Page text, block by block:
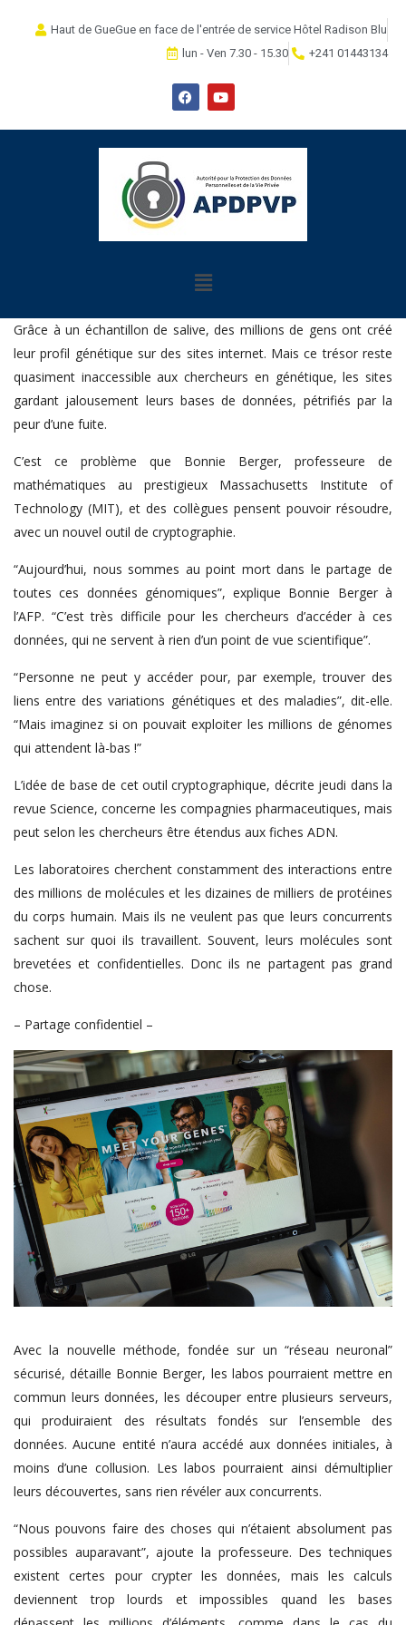
Haut de GueGue en face de l'entrée de service Hôtel Radison Blu
lun - Ven 7.30 - 15.30
+241 01443134
Grâce à un échantillon de salive, des millions de gens ont créé
leur profil génétique sur des sites internet. Mais ce trésor reste
quasiment inaccessible aux chercheurs en génétique, les sites
gardant jalousement leurs bases de données, pétrifiés par la
peur d’une fuite.
C’est ce problème que Bonnie Berger, professeure de
mathématiques au prestigieux Massachusetts Institute of
Technology (MIT), et des collègues pensent pouvoir résoudre,
avec un nouvel outil de cryptographie.
“Aujourd’hui, nous sommes au point mort dans le partage de
toutes ces données génomiques”, explique Bonnie Berger à
l’AFP. “C’est très difficile pour les chercheurs d’accéder à ces
données, qui ne servent à rien d’un point de vue scientifique”.
“Personne ne peut y accéder pour, par exemple, trouver des
liens entre des variations génétiques et des maladies”, dit-elle.
“Mais imaginez si on pouvait exploiter les millions de génomes
qui attendent là-bas !”
L’idée de base de cet outil cryptographique, décrite jeudi dans la
revue Science, concerne les compagnies pharmaceutiques, mais
peut selon les chercheurs être étendus aux fiches ADN.
Les laboratoires cherchent constamment des interactions entre
des millions de molécules et les dizaines de milliers de protéines
du corps humain. Mais ils ne veulent pas que leurs concurrents
sachent sur quoi ils travaillent. Souvent, leurs molécules sont
brevetées et confidentielles. Donc ils ne partagent pas grand
chose.
– Partage confidentiel –
Avec la nouvelle méthode, fondée sur un “réseau neuronal”
sécurisé, détaille Bonnie Berger, les labos pourraient mettre en
commun leurs données, les découper entre plusieurs serveurs,
qui produiraient des résultats fondés sur l’ensemble des
données. Aucune entité n’aura accédé aux données initiales, à
moins d’une collusion. Les labos pourraient ainsi démultiplier
leurs découvertes, sans rien révéler aux concurrents.
“Nous pouvons faire des choses qui n’étaient absolument pas
possibles auparavant”, ajoute la professeure. Des techniques
existent certes pour crypter les données, mais les calculs
deviennent trop lourds et impossibles quand les bases